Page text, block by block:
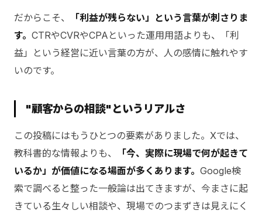
だからこそ、
「利益が残らない」という言葉が刺さりま
す。 CTRやCVRやCPAといった運用用語よりも、「利
益」という経営に近い言葉の方が、人の感情に触れやす
いのです。
"顧客からの相談"というリアルさ
この投稿にはもうひとつの要素がありました。Xでは、
教科書的な情報よりも、
「今、実際に現場で何が起きて
いるか」が価値になる場面が多くあります。 Google検
索で調べると整った一般論は出てきますが、今まさに起
きている生々しい相談や、現場でのつまずきは見えにく